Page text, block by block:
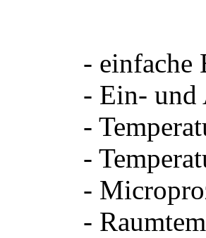
- einfache
- Ein- und
-
-
-
-